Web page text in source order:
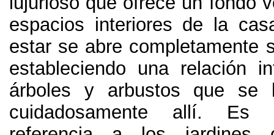
espacios interiores de la
estar se abre completamente
estableciendo una relación
árboles y arbustos que se
cuidadosamente allí. Es